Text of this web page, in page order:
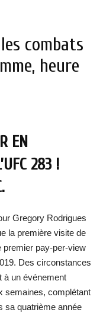
combats
heure
EN
283 !
Gregory Rodrigues
la première visite de
premier pay-per-view
Des circonstances
à un événement
semaines, complétant
sa quatrième année